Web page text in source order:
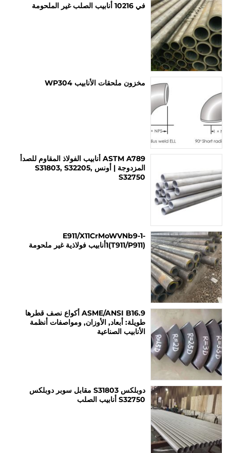
في 10216 أنابيب الصلب غير الملحومة
مخزون ملحقات الأنابيب WP304
ASTM A789 أنابيب الفولاذ المقاوم للصدأ
المزدوجة | أونس S31803, S32205,
S32750
E911/X11CrMoWVNb9-1-
1(T911/P911)أنابيب فولاذية غير ملحومة
ASME/ANSI B16.9 أكواع نصف قطرها
طويلة: أبعاد, الأوزان, ومواصفات أنظمة
الأنابيب الصناعية
دوبلكس S31803 مقابل سوبر دوبلكس
S32750 أنابيب الصلب